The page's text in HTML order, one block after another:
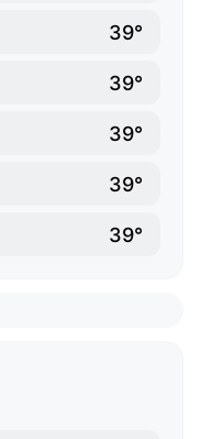
39°
39°
39°
39°
39°